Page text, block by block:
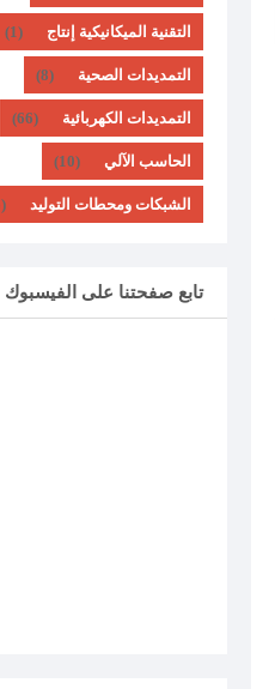
التقنية الميكانيكية إنتاج (1)
التمديدات الصحية (8)
التمديدات الكهربائية (66)
الحاسب الآلي (10)
الشبكات ومحطات التوليد (5)
تابع صفحتنا على الفيسبوك